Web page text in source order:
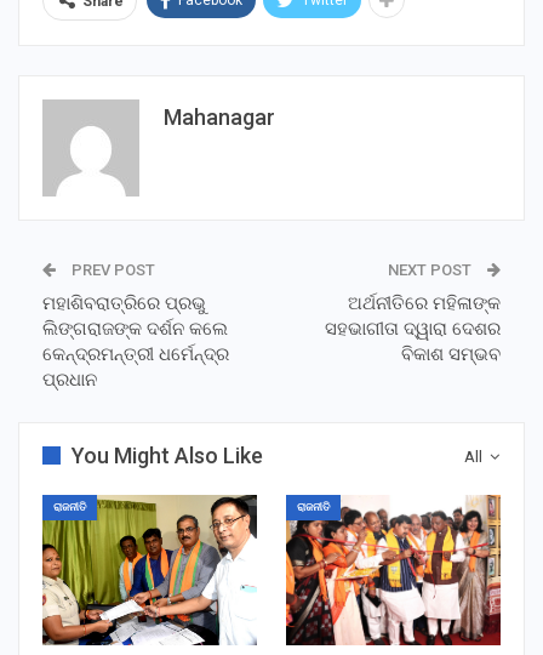
Mahanagar
PREV POST
ମହାଶିବରାତ୍ରିରେ ପ୍ରଭୁ
ଲିଙ୍ଗରାଜଙ୍କ ଦର୍ଶନ କଲେ
କେନ୍ଦ୍ରମନ୍ତ୍ରୀ ଧର୍ମେନ୍ଦ୍ର
ପ୍ରଧାନ
NEXT POST
ଅର୍ଥନୀତିରେ ମହିଳାଙ୍କ
ସହଭାଗୀତା ଦ୍ୱାରା ଦେଶର
ବିକାଶ ସମ୍ଭବ
All
You Might Also Like
ରାଜନୀତି ରାଜନୀତି